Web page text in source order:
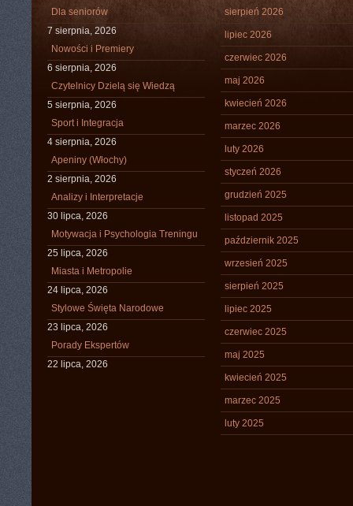
Dla seniorów
7 sierpnia, 2026
Nowości i Premiery
6 sierpnia, 2026
Czytelnicy Dzielą się Wiedzą
5 sierpnia, 2026
Sport i Integracja
4 sierpnia, 2026
Apeniny (Włochy)
2 sierpnia, 2026
Analizy i Interpretacje
30 lipca, 2026
Motywacja i Psychologia Treningu
25 lipca, 2026
Miasta i Metropolie
24 lipca, 2026
Stylowe Święta Narodowe
23 lipca, 2026
Porady Ekspertów
22 lipca, 2026
sierpień 2026
lipiec 2026
czerwiec 2026
maj 2026
kwiecień 2026
marzec 2026
luty 2026
styczeń 2026
grudzień 2025
listopad 2025
październik 2025
wrzesień 2025
sierpień 2025
lipiec 2025
czerwiec 2025
maj 2025
kwiecień 2025
marzec 2025
luty 2025